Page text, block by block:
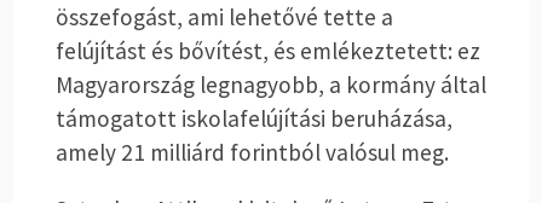
összefogást, ami lehetővé tette a
felújítást és bővítést, és emlékeztetett: ez
Magyarország legnagyobb, a kormány által
támogatott iskolafelújítási beruházása,
amely 21 milliárd forintból valósul meg.